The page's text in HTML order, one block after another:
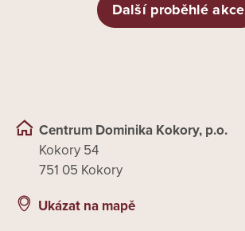
Další proběhlé akce
Centrum Dominika Kokory, p.o.
Kokory 54
751 05 Kokory
Ukázat na mapě